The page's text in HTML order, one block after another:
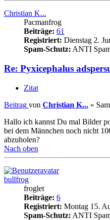
Christian K...
Pacmanfrog
Beiträge: 61
Registriert: Dienstag 2.
Spam-Schutz: ANTI
Re: Pyxicephalus
Zitat
Beitrag von Christian K... »
Hallo ich kannst Du mal Bilder
bei dem Männchen noch nicht
abzuholen?
Nach oben
bullfrog
froglet
Beiträge: 6
Registriert: Montag 15.
Spam-Schutz: ANTI